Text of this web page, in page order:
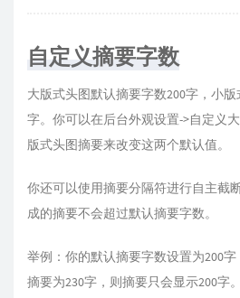
自定义摘要字数
大版式头图默认摘要字数200字，小
字。你可以在后台外观设置->自定义
版式头图摘要来改变这两个默认值。
你还可以使用摘要分隔符进行自主截
成的摘要不会超过默认摘要字数。
举例：你的默认摘要字数设置为200
摘要为230字，则摘要只会显示200字。